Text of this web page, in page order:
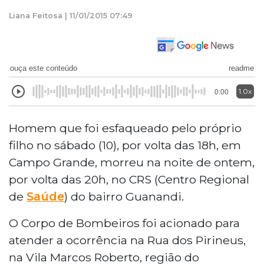
Liana Feitosa | 11/01/2015 07:49
ouça este conteúdo readme
0:00 1.0x
Homem que foi esfaqueado pelo próprio
filho no sábado (10), por volta das 18h, em
Campo Grande, morreu na noite de ontem,
por volta das 20h, no CRS (Centro Regional
de Saúde) do bairro Guanandi.
O Corpo de Bombeiros foi acionado para
atender a ocorrência na Rua dos Pirineus,
na Vila Marcos Roberto, região do